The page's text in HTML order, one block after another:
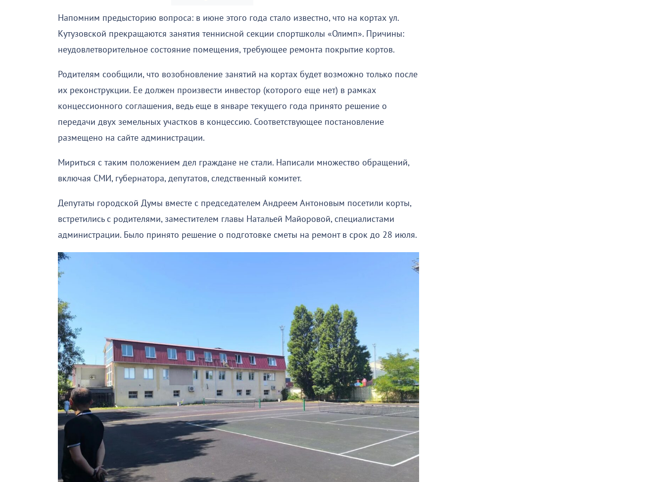
Напомним предысторию вопроса: в июне этого года стало известно, что на кортах ул.
Кутузовской прекращаются занятия теннисной секции спортшколы «Олимп». Причины:
неудовлетворительное состояние помещения, требующее ремонта покрытие кортов.
Родителям сообщили, что возобновление занятий на кортах будет возможно только после
их реконструкции. Ее должен произвести инвестор (которого еще нет) в рамках
концессионного соглашения, ведь еще в январе текущего года принято решение о
передачи двух земельных участков в концессию. Соответствующее постановление
размещено на сайте администрации.
Мириться с таким положением дел граждане не стали. Написали множество обращений,
включая СМИ, губернатора, депутатов, следственный комитет.
Депутаты городской Думы вместе с председателем Андреем Антоновым посетили корты,
встретились с родителями, заместителем главы Натальей Майоровой, специалистами
администрации. Было принято решение о подготовке сметы на ремонт в срок до 28 июля.